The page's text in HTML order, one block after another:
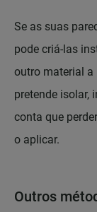
Se as suas
pode criá-las
outro material a
pretende isolar,
conta que
o aplicar.
Outros